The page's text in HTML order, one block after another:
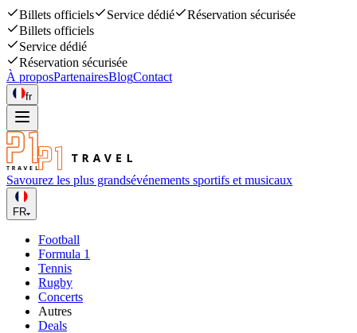
Billets officiels Service dédié
Réservation sécurisée
Billets officiels
Service dédié
Réservation sécurisée
À proposPartenairesBlogContact
fr
Savourez les plus grandsévénements sportifs et musicaux
FR
Football
Formula 1
Tennis
Rugby
Concerts
Autres
Deals